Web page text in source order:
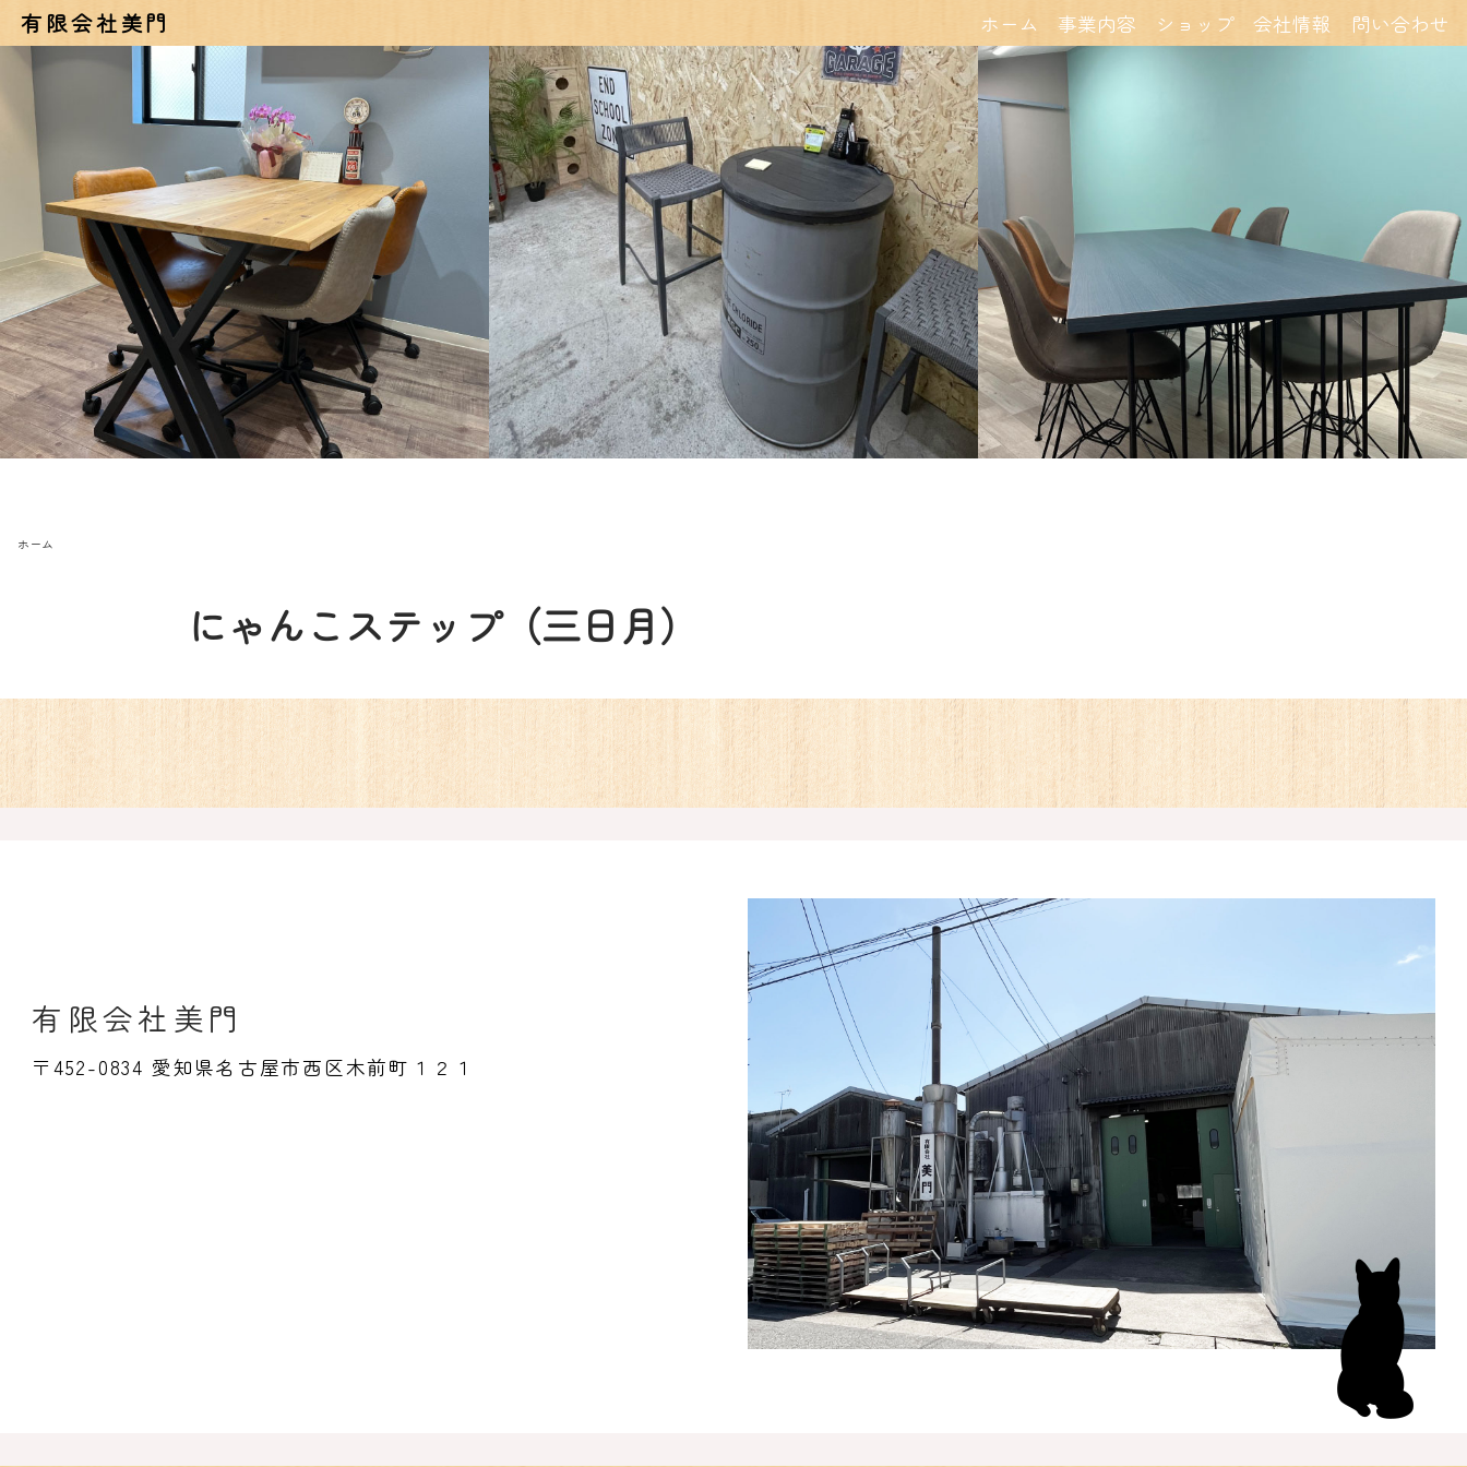
有限会社美門 ホーム 事業内容 ショップ 会社情報 問い合わせ
ホーム
にゃんこステップ（三日月）
有限会社美門
〒452-0834 愛知県名古屋市西区木前町１２１